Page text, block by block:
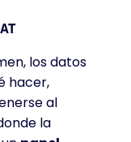
los datos
hacer,
al
la